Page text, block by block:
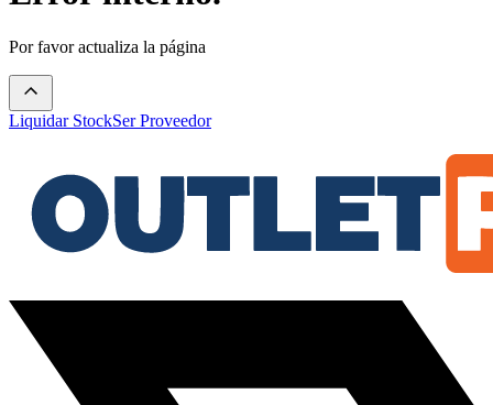
Por favor actualiza la página
Liquidar StockSer Proveedor